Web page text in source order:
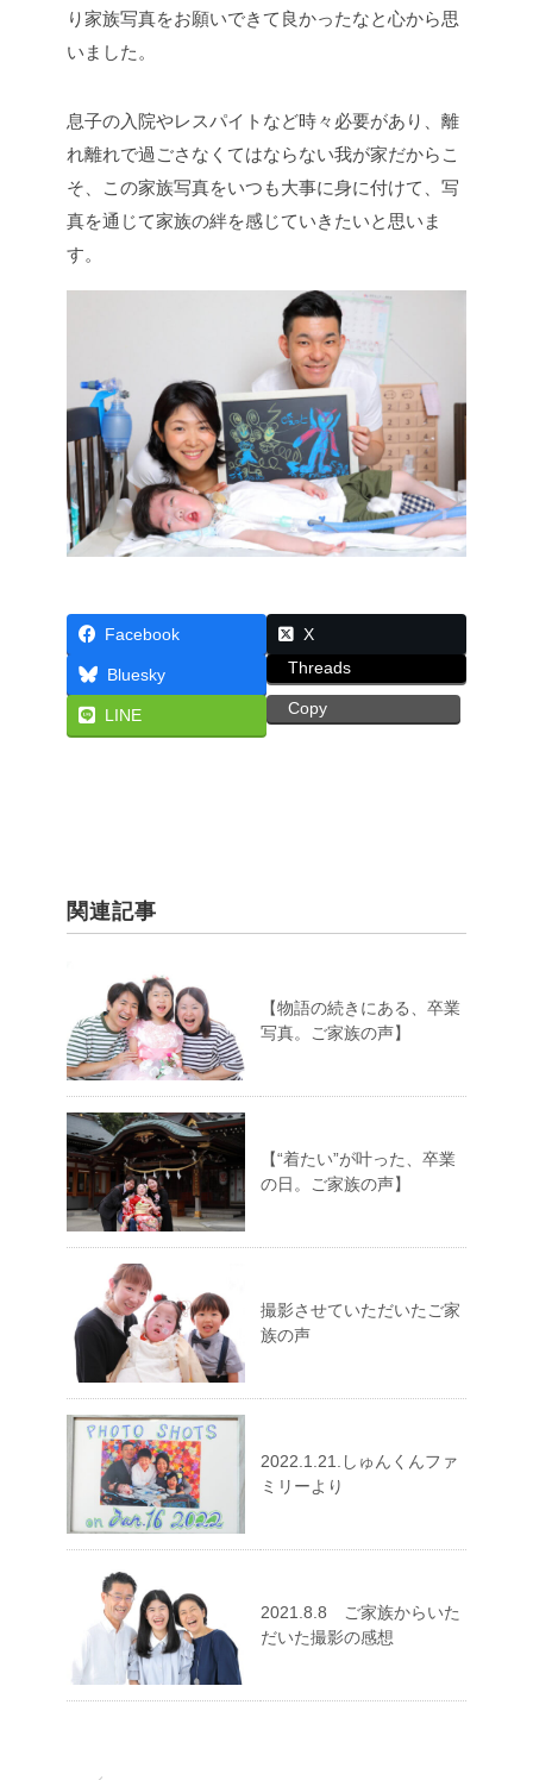
り家族写真をお願いできて良かったなと心から思
いました。
息子の入院やレスパイトなど時々必要があり、離
れ離れで過ごさなくてはならない我が家だからこ
そ、この家族写真をいつも大事に身に付けて、写
真を通じて家族の絆を感じていきたいと思いま
す。
Facebook X
Bluesky Threads
LINE Copy
関連記事
【物語の続きにある、卒業
写真。ご家族の声】
【“着たい”が叶った、卒業
の日。ご家族の声】
撮影させていただいたご家
族の声
2022.1.21.しゅんくんファ
ミリーより
2021.8.8 ご家族からいた
だいた撮影の感想